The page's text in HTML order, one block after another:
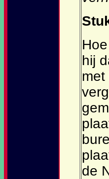
hij
met
de